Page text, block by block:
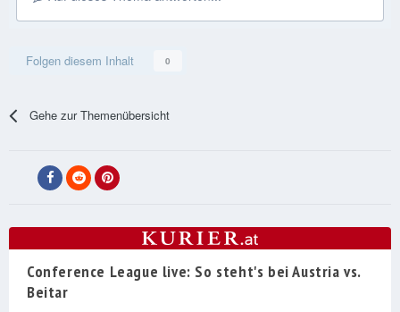
Folgen diesem Inhalt 0
Gehe zur Themenübersicht
Conference League live: So steht's bei Austria vs.
Beitar